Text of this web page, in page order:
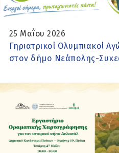
25 Μαΐου 2026
Γηριατρικοί Ολυμπιακοί
στον δήμο Νεάπολης-